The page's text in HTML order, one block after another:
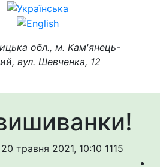
обл., м. Кам'янець-
вул. Шевченка, 12
травня 2021, 10:10 1115